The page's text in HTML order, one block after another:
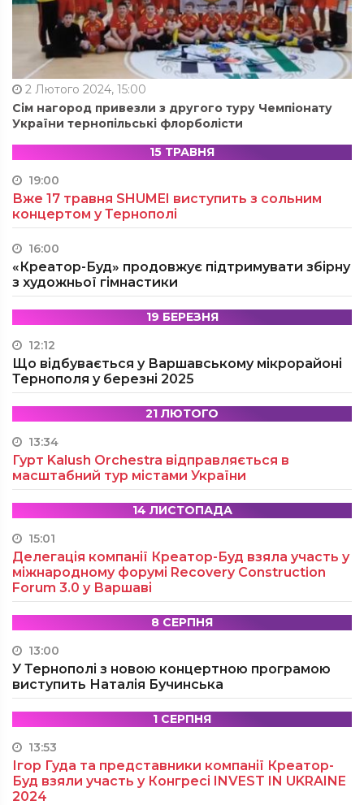
2 Лютого 2024, 15:00
Сім нагород привезли з другого туру Чемпіонату
України тернопільські флорболісти
15 ТРАВНЯ
19:00
Вже 17 травня SHUMEI виступить з сольним
концертом у Тернополі
16:00
«Креатор-Буд» продовжує підтримувати збірну
з художньої гімнастики
19 БЕРЕЗНЯ
12:12
Що відбувається у Варшавському мікрорайоні
Тернополя у березні 2025
21 ЛЮТОГО
13:34
Гурт Kalush Orchestra відправляється в
масштабний тур містами України
14 ЛИСТОПАДА
15:01
Делегація компанії Креатор-Буд взяла участь у
міжнародному форумі Recovery Construction
Forum 3.0 у Варшаві
8 СЕРПНЯ
13:00
У Тернополі з новою концертною програмою
виступить Наталія Бучинська
1 СЕРПНЯ
13:53
Ігор Гуда та представники компанії Креатор-
Буд взяли участь у Конгресі INVEST IN UKRAINE
2024